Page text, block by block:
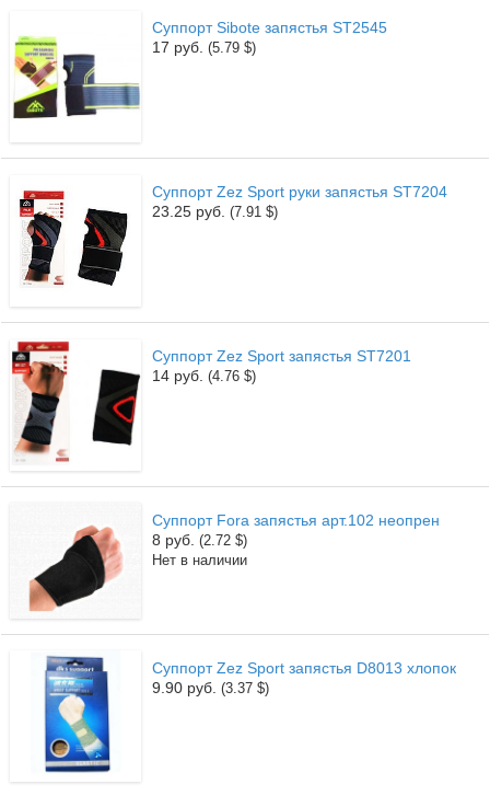
Суппорт Sibote запястья ST2545
17 руб. (5.79 $)
Суппорт Zez Sport руки запястья ST7204
23.25 руб. (7.91 $)
Суппорт Zez Sport запястья ST7201
14 руб. (4.76 $)
Суппорт Fora запястья арт.102 неопрен
8 руб. (2.72 $)
Нет в наличии
Суппорт Zez Sport запястья D8013 хлопок
9.90 руб. (3.37 $)